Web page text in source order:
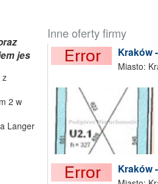
Inne oferty firmy
Kraków
Miasto:
Kraków
jes
z
2 w
Langer